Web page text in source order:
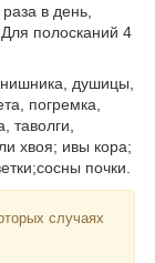
в день,
полосканий 4
душицы,
погремка,
таволги,
хвоя; ивы кора;
почки.
случаях